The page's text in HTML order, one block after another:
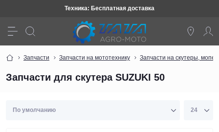
Техника: Бесплатная доставка
Запчасти Запчасти на мототехнику Запчасти на скутеры,
Запчасти для скутера SUZUKI 50